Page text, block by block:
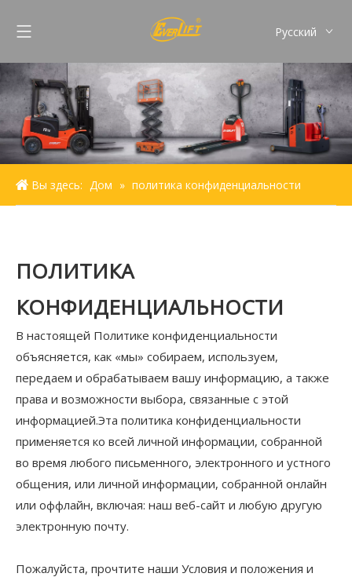
Pусский
Français
Español
Português
Вы здесь: Дом » политика конфиденциальности
ПОЛИТИКА
КОНФИДЕНЦИАЛЬНОСТИ
В настоящей Политике конфиденциальности
объясняется, как «мы» собираем, используем,
передаем и обрабатываем вашу информацию, а также
права и возможности выбора, связанные с этой
информацией.Эта политика конфиденциальности
применяется ко всей личной информации, собранной
во время любого письменного, электронного и устного
общения, или личной информации, собранной онлайн
или оффлайн, включая: наш веб-сайт и любую другую
электронную почту.
Пожалуйста, прочтите наши Условия и положения и